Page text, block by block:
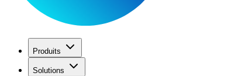
Produits
Solutions